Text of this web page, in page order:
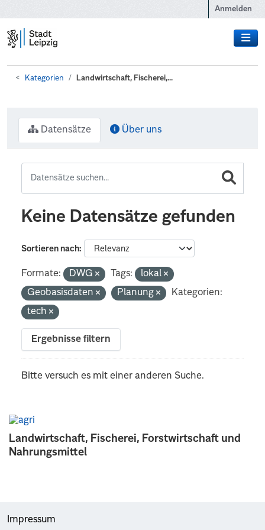
Anmelden
Kategorien Landwirtschaft, Fischerei,...
Landwirtschaft, Fischerei, Forstwirtschaft und
Nahrungsmittel
Datensätze Über uns
Keine Datensätze gefunden
Sortieren nach
Formate: DWG Tags:
lokal
Geobasisdaten
Planung
Kategorien:
tech
Ergebnisse filtern
Bitte versuch es mit einer anderen Suche.
Impressum